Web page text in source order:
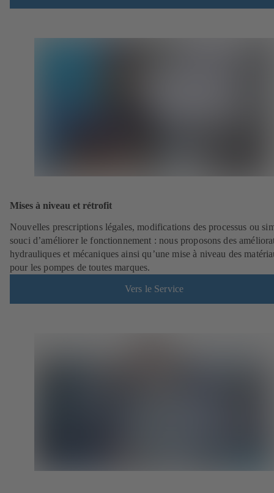
Mises à niveau et rétrofit
Nouvelles prescriptions légales, modifications des processus ou
souci d’améliorer le fonctionnement : nous proposons des
hydrauliques et mécaniques ainsi qu’une mise à niveau des
pour les pompes de toutes marques.
Vers le Service